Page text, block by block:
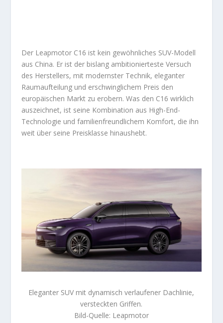
Der Leapmotor C16 ist kein gewöhnliches SUV-Modell
aus China. Er ist der bislang ambitionierteste Versuch
des Herstellers, mit modernster Technik, eleganter
Raumaufteilung und erschwinglichem Preis den
europäischen Markt zu erobern. Was den C16 wirklich
auszeichnet, ist seine Kombination aus High-End-
Technologie und familienfreundlichem Komfort, die ihn
weit über seine Preisklasse hinaushebt.
Eleganter SUV mit dynamisch verlaufener Dachlinie,
versteckten Griffen.
Bild-Quelle: Leapmotor